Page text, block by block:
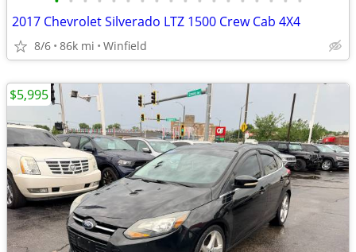
2017 Chevrolet Silverado LTZ 1500 Crew Cab 4X4
8/6 86k mi Winfield
$5,995